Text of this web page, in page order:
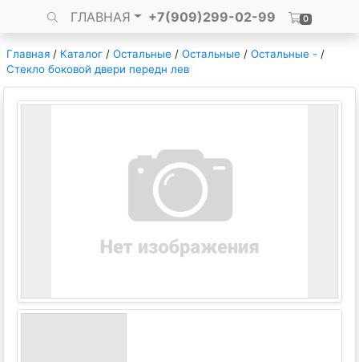
ГЛАВНАЯ +7(909)299-02-99 0
Главная / Каталог / Остальные / Остальные / Остальные - /
Стекло боковой двери передн лев